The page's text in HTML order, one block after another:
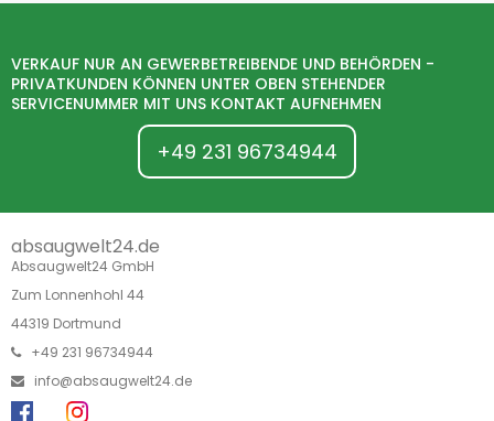
VERKAUF NUR AN GEWERBETREIBENDE UND BEHÖRDEN -
PRIVATKUNDEN KÖNNEN UNTER OBEN STEHENDER
SERVICENUMMER MIT UNS KONTAKT AUFNEHMEN
+49 231 96734944
absaugwelt24.de
Absaugwelt24 GmbH
Zum Lonnenhohl 44
44319 Dortmund
+49 231 96734944
info@absaugwelt24.de